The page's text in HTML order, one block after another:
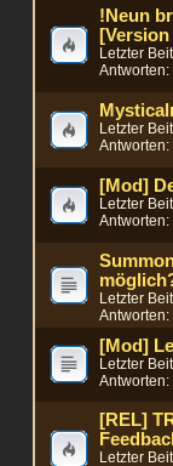
!Neun
Letzter
Antworten:
Letzter
Antworten:
[Mod]
Letzter
Antworten:
Letzter
Antworten:
[Mod]
Letzter
Antworten:
[REL]
Letzter